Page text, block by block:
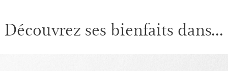
Découvrez ses bienfaits dans...